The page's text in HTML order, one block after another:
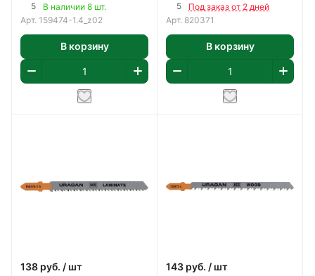
5
В наличии 8 шт.
Арт. 159474-1.4_z02
В корзину
5
Под заказ от 2 дней
Арт. 820371
В корзину
138 руб. / шт
143 руб. / шт